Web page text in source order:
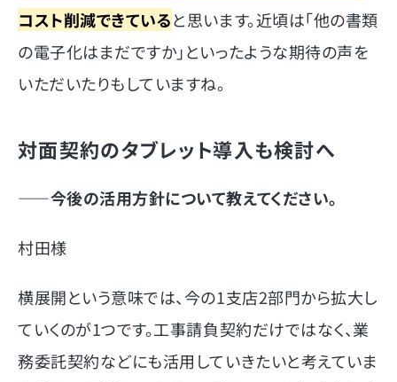
コスト削減できていると思います。近頃は「他の書類
の電子化はまだですか」といったような期待の声を
いただいたりもしていますね。
対面契約のタブレット導入も検討へ
――今後の活用方針について教えてください。
村田様
横展開という意味では、今の1支店2部門から拡大し
ていくのが1つです。工事請負契約だけではなく、業
務委託契約などにも活用していきたいと考えていま